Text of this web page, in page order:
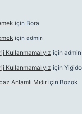
için Bora
için admin
Kullanmamalıyız için admin
Kullanmamalıyız için Yiğido
Anlamlı Mıdır için Bozok